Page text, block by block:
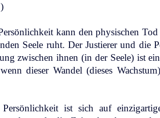
kann den physischen
Seele ruht. Der Justierer und die
zwischen ihnen (in der Seele) ist
dieser Wandel (dieses
ist sich auf